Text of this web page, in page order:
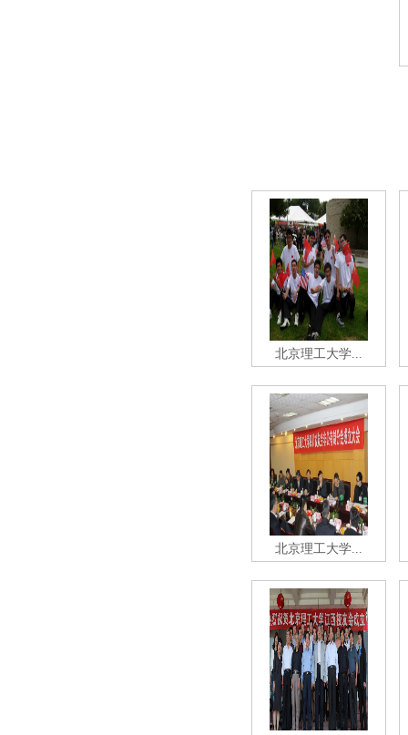
北京理工大学...
北京理工大学...